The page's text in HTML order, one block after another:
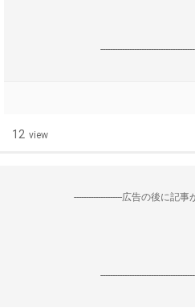
12 view
--------------------広告の後に記事